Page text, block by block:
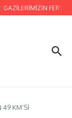
49 KM’Sİ